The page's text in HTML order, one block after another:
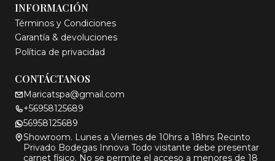
INFORMACIÓN
Términos y Condiciones
Garantía & devoluciones
Política de privacidad
CONTÁCTANOS
Maricatspa@gmail.com
+56958125689
56958125689
Showroom. Lunes a Viernes de 10hrs a 18hrs Recinto
Privado Bodegas Innova Todo visitante debe presentar
carnet físico. No se permite el acceso a menores de 18